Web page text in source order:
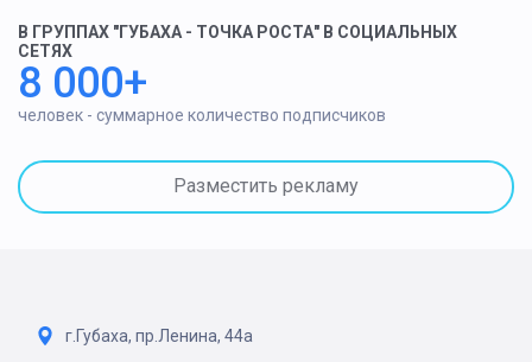
В ГРУППАХ "ГУБАХА - ТОЧКА РОСТА" В СОЦИАЛЬНЫХ
СЕТЯХ
8 000+
человек - суммарное количество подписчиков
Разместить рекламу
г.Губаха, пр.Ленина, 44а